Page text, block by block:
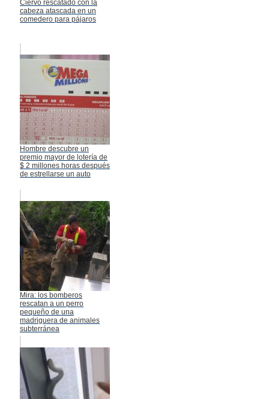
Ciervo rescatado con la
cabeza atascada en un
comedero para pájaros
Hombre descubre un
premio mayor de lotería de
$ 2 millones horas después
de estrellarse un auto
Mira: los bomberos
rescatan a un perro
pequeño de una
madriguera de animales
subterránea